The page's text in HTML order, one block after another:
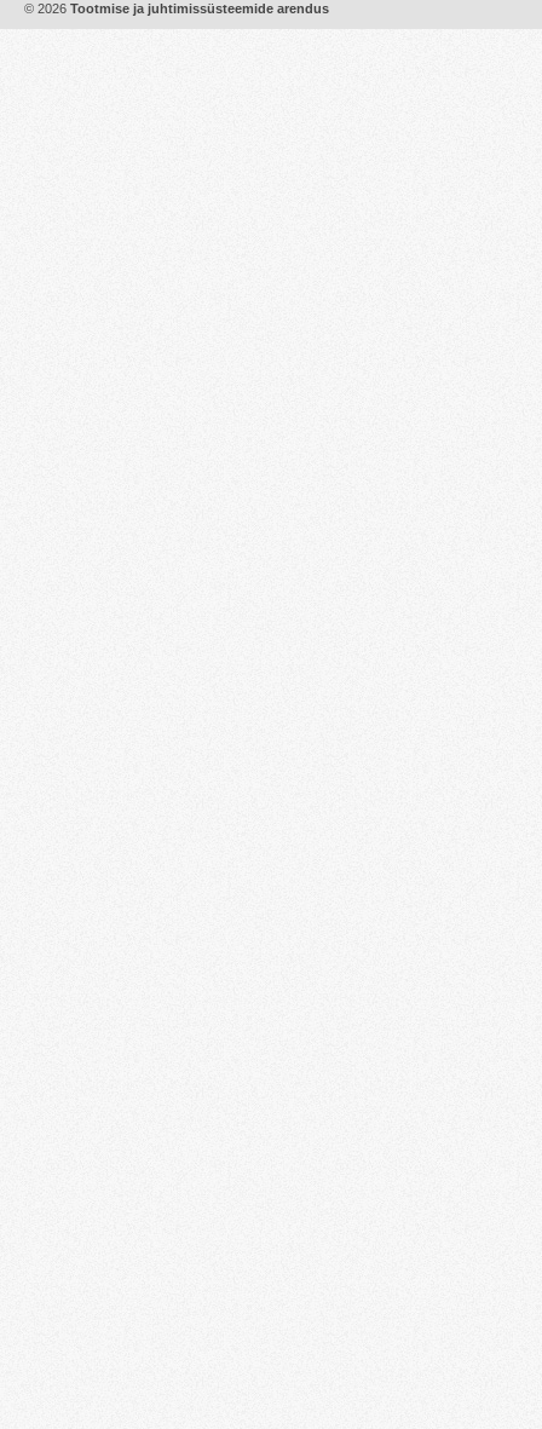
© 2026 Tootmise ja juhtimissüsteemide arendus